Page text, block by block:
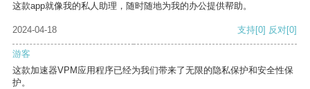
这款app就像我的私人助理，随时随地为我的办公提供帮助。
2024-04-18 支持[0] 反对[0]
游客
这款加速器VPM应用程序已经为我们带来了无限的隐私保护和安全性保
护。